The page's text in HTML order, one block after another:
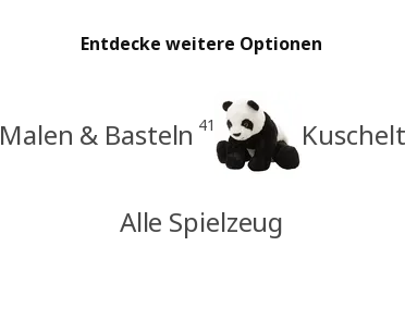
Entdecke weitere Optionen
Malen & Basteln 41
Alle Spielzeug